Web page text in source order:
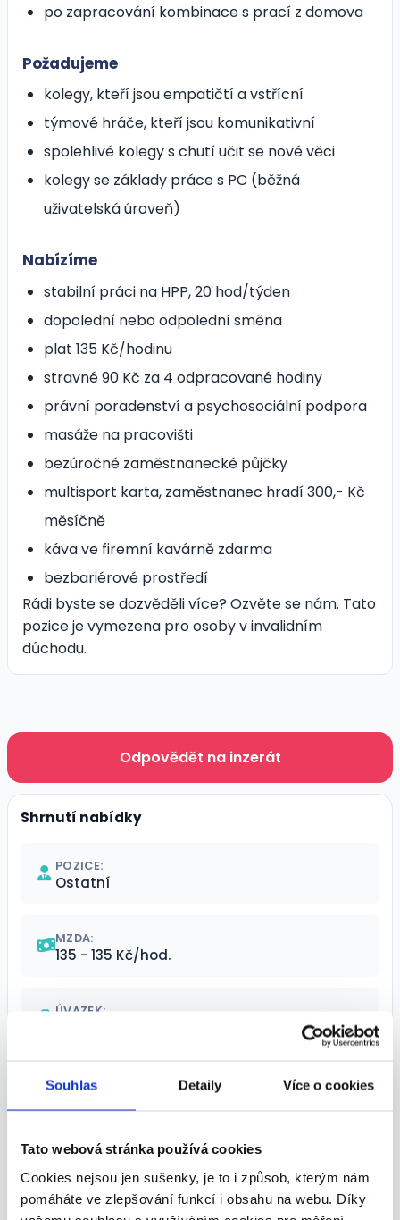
Souhlas Detaily Více o cookies
Tato webová stránka používá cookies
Cookies nejsou jen sušenky, je to i způsob, kterým nám
pomáháte ve zlepšování funkcí i obsahu na webu. Díky
po zapracování kombinace s prací z domova
Požadujeme
kolegy, kteří jsou empatičtí a vstřícní
týmové hráče, kteří jsou komunikativní
spolehlivé kolegy s chutí učit se nové věci
kolegy se základy práce s PC (běžná
uživatelská úroveň)
Nabízíme
stabilní práci na HPP, 20 hod/týden
dopolední nebo odpolední směna
plat 135 Kč/hodinu
stravné 90 Kč za 4 odpracované hodiny
právní poradenství a psychosociální podpora
masáže na pracovišti
bezúročné zaměstnanecké půjčky
multisport karta, zaměstnanec hradí 300,- Kč
měsíčně
káva ve firemní kavárně zdarma
bezbariérové prostředí
Rádi byste se dozvěděli více? Ozvěte se nám. Tato
pozice je vymezena pro osoby v invalidním
důchodu.
Odpovědět na inzerát
Shrnutí nabídky
POZICE:
Ostatní
MZDA:
135 - 135 Kč/hod.
ÚVAZEK:
MÍSTO VÝKONU:
Brno, Vídeňská 267/56a, Brno
TERMÍN NÁSTUPU:
Dle domluvy